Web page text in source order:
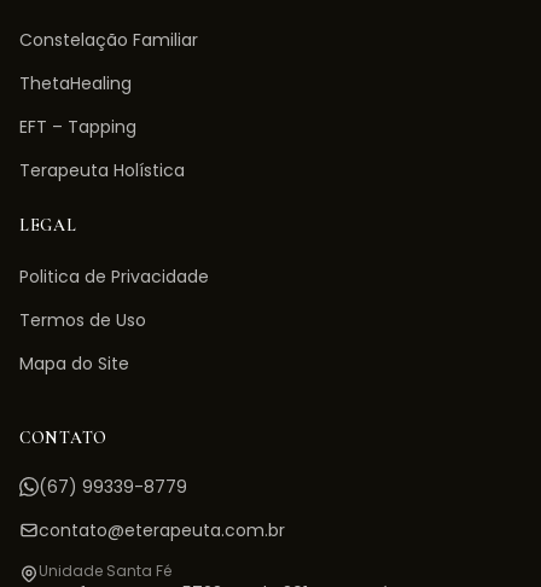
Constelação Familiar
ThetaHealing
EFT – Tapping
Terapeuta Holística
LEGAL
Politica de Privacidade
Termos de Uso
Mapa do Site
CONTATO
(67) 99339-8779
contato@eterapeuta.com.br
Unidade Santa Fé